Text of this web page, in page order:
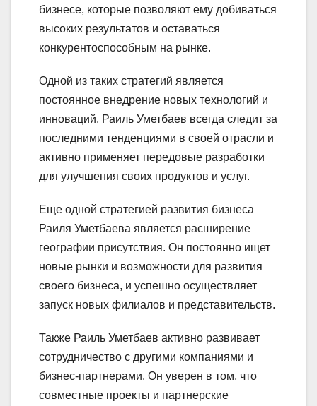
бизнесе, которые позволяют ему добиваться
высоких результатов и оставаться
конкурентоспособным на рынке.
Одной из таких стратегий является
постоянное внедрение новых технологий и
инноваций. Раиль Уметбаев всегда следит за
последними тенденциями в своей отрасли и
активно применяет передовые разработки
для улучшения своих продуктов и услуг.
Еще одной стратегией развития бизнеса
Раиля Уметбаева является расширение
географии присутствия. Он постоянно ищет
новые рынки и возможности для развития
своего бизнеса, и успешно осуществляет
запуск новых филиалов и представительств.
Также Раиль Уметбаев активно развивает
сотрудничество с другими компаниями и
бизнес-партнерами. Он уверен в том, что
совместные проекты и партнерские